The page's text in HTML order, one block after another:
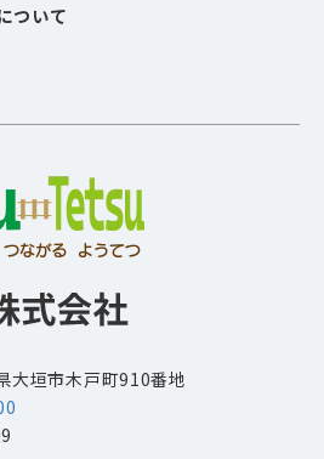
ついて
垣市木戸町910番地